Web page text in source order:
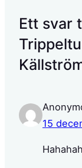
Ett svar
15